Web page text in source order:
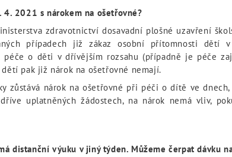
2021 s nárokem na ošetřovné?
zdravotnictví dosavadní plošné uzavření
případech již zákaz osobní přítomnosti dětí
péče o děti v dřívějším rozsahu (případně je péče
pak již nárok na ošetřovné nemají.
zůstává nárok na ošetřovné při péči o dítě ve
uplatněných žádostech, na nárok nemá vliv,
distanční výuku v jiný týden. Můžeme čerpat dávku